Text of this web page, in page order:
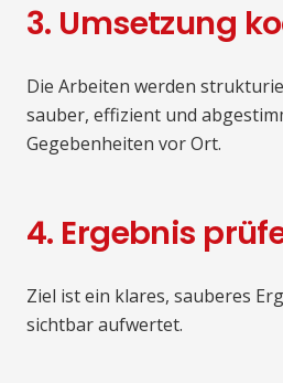
3. Umsetzung
Die Arbeiten werden
sauber, effizient und
Gegebenheiten vor Ort.
4. Ergebnis
Ziel ist ein klares, sauberes
sichtbar aufwertet.